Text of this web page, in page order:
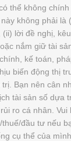
thể không chính
không phải là
lời đề nghị,
nắm giữ tài
kế toán,
biến động thị
Bạn nên cân
tài sản số dựa
ro cá nhân. Vui
đầu tư nếu
cụ thể của mình.